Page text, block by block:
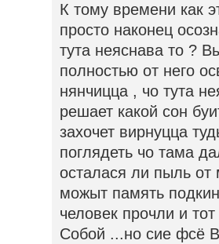
К тому времени как
просто наконец
тута неяснава то ?
полностью от него
нянчицца , чо тута
решает какой сон
захочет вирнуцца
поглядеть чо тама
осталася ли пыль
можыт память
человек прочли и
Собой ...но сие фсё